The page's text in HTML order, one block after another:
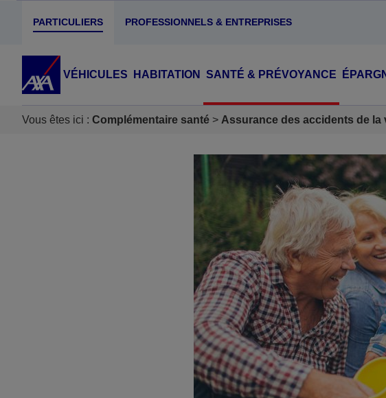
PARTICULIERS PROFESSIONNELS & ENTREPRISES
VÉHICULES HABITATION SANTÉ & PRÉVOYANCE
Vous êtes ici : Complémentaire santé Assurance des accidents de la